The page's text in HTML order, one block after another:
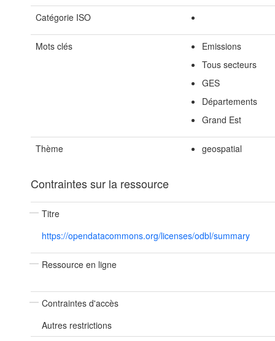
Catégorie ISO
Mots clés
Emissions
Tous secteurs
GES
Départements
Grand Est
Thème geospatial
Contraintes sur la ressource
Titre
https://opendatacommons.org/licenses/odbl/summary
Ressource en ligne
Contraintes d'accès
Autres restrictions